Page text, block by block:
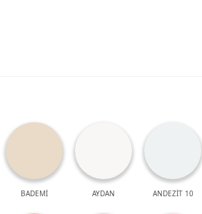
BADEMİ AYDAN ANDEZİT 10